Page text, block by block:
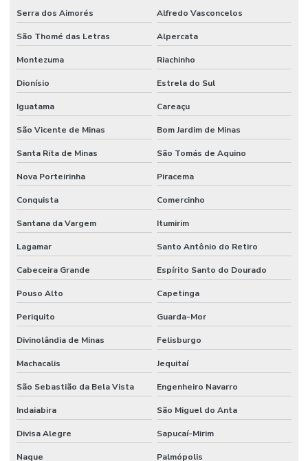
Serra dos Aimorés Alfredo Vasconcelos
São Thomé das Letras Alpercata
Montezuma Riachinho
Dionísio Estrela do Sul
Iguatama Careaçu
São Vicente de Minas Bom Jardim de Minas
Santa Rita de Minas São Tomás de Aquino
Nova Porteirinha Piracema
Conquista Comercinho
Santana da Vargem Itumirim
Lagamar Santo Antônio do Retiro
Cabeceira Grande Espírito Santo do Dourado
Pouso Alto Capetinga
Periquito Guarda-Mor
Divinolândia de Minas Felisburgo
Machacalis Jequitaí
São Sebastião da Bela Vista Engenheiro Navarro
Indaiabira São Miguel do Anta
Divisa Alegre Sapucaí-Mirim
Naque Palmópolis